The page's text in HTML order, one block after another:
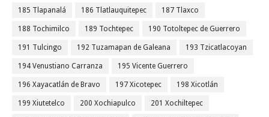
185 Tlapanalá 186 Tlatlauquitepec 187 Tlaxco
188 Tochimilco 189 Tochtepec 190 Totoltepec de Guerrero
191 Tulcingo 192 Tuzamapan de Galeana 193 Tzicatlacoyan
194 Venustiano Carranza 195 Vicente Guerrero
196 Xayacatlán de Bravo 197 Xicotepec 198 Xicotlán
199 Xiutetelco 200 Xochiapulco 201 Xochiltepec